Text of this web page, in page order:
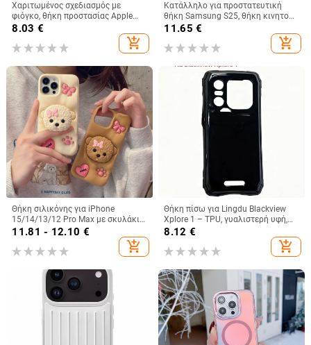
Χαριτωμένος σχεδιασμός με
φιόγκο, θήκη προστασίας Apple
iPhone 11–15 Pro Max, πλήρης
8.03 €
add_shopping_cart
Κατάλληλο για προστατευτική
θήκη Samsung S25, θήκη κινητού
τηλεφώνου Edge Drill, S24,
διαφανής μαγνητική θήκη με
στρας, A56, αντιολισθητική
11.65 €
add_shopping_cart
Θήκη σιλικόνης για iPhone
15/14/13/12 Pro Max με σκυλάκι
με φιόγκο, πλήρης προστασία
11.81 - 12.10 €
add_shopping_cart
Θήκη πίσω για Lingdu Blackview
Xplore 1 – TPU, γυαλιστερή υφή,
κατασκευή με έγχυση,
8.12 €
add_shopping_cart